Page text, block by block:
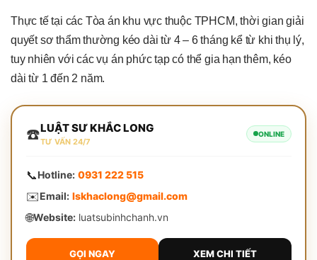
Thực tế tại các Tòa án khu vực thuộc TPHCM, thời gian giải
quyết sơ thẩm thường kéo dài từ 4 – 6 tháng kể từ khi thụ lý,
tuy nhiên với các vụ án phức tạp có thể gia hạn thêm, kéo
dài từ 1 đến 2 năm.
☎️LUẬT SƯ KHẮC LONG
TƯ VẤN 24/7
ONLINE
📞Hotline: 0931 222 515
✉️Email: lskhaclong@gmail.com
🌐Website:luatsubinhchanh.vn
GỌI NGAY XEM CHI TIẾT